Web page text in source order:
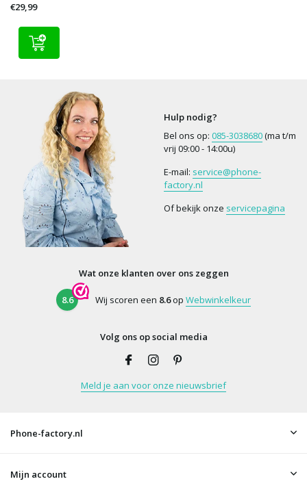
€29,99
Hulp nodig?
Bel ons op: 085-3038680(ma t/m
vrij 09:00 - 14:00u)
E-mail: service@phone-
factory.nl
Of bekijk onze servicepagina
Wat onze klanten over ons zeggen
8.6 Wij scoren een 8.6op Webwinkelkeur
Volg ons op social media
Meld je aan voor onze nieuwsbrief
Phone-factory.nl
Mijn account